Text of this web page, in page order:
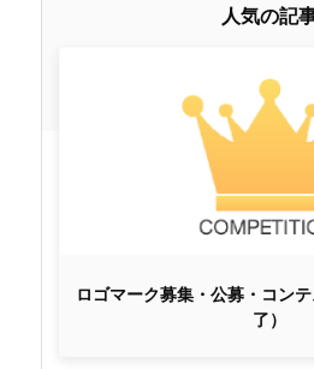
人気の記
ロゴマーク募集・公募・コン
了）